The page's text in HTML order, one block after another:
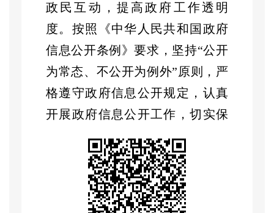
政民互动，提高政府工作透明
度。按照《中华人民共和国政府
信息公开条例》要求，坚持“公开
为常态、不公开为例外”原则，严
格遵守政府信息公开规定，认真
开展政府信息公开工作，切实保
障公民、法人和其他组织的知情
权、参与权和监督权，为推动全
区城市管理事业高质量发展营造
良好政务环境。